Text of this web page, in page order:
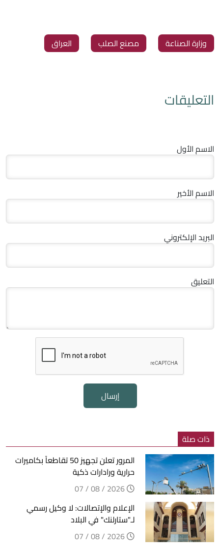
‏وزارة الصناعة ‏مصنع الصلب ‏العراق
التعليقات
الاسم الأول
الاسم الأخير
البريد الإلكتروني
التعليق
إرسال
ذات صلة
المرور تعلن تجهيز 50 تقاطعاً بكاميرات
حرارية ورادارات ذكية
الإعلام والإتصالات: لا وكيل رسمي
لـ"ستارلنك" في البلاد